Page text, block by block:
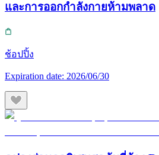
และการออกกำลังกายห้ามพลาด
ช้อปปิ้ง
Expiration date: 2026/06/30